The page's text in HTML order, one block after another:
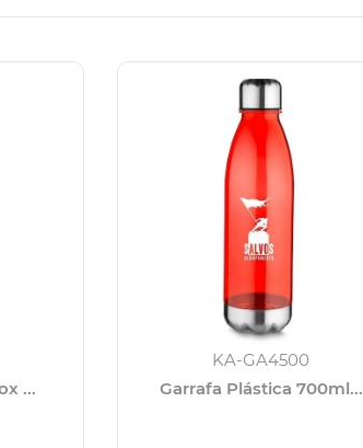
...
KA-GA4500
Garrafa Plástica 700ml...